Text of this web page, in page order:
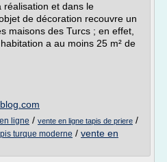
réalisation et dans le
de décoration recouvre un
maisons des Turcs ; en effet,
a au moins 25 m² de
ligne / vente en ligne tapis de priere /
turque moderne / vente en